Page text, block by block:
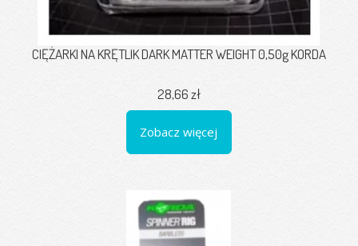
CIĘŻARKI NA KRĘTLIK DARK MATTER WEIGHT 0,50g KORDA
28,66 zł
Zobacz więcej